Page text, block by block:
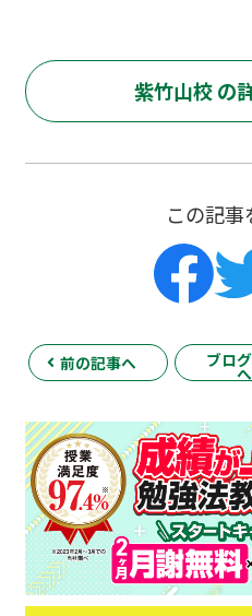
紫竹山校 の
この記事
前の記事へ ブロ
へ